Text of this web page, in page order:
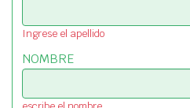
Ingrese el apellido
NOMBRE